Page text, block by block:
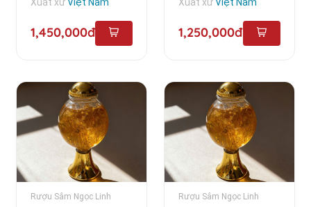
1,450,000đ 1,250,000đ
Rượu Sâm Ngọc Linh Rượu Sâm Ngọc Linh